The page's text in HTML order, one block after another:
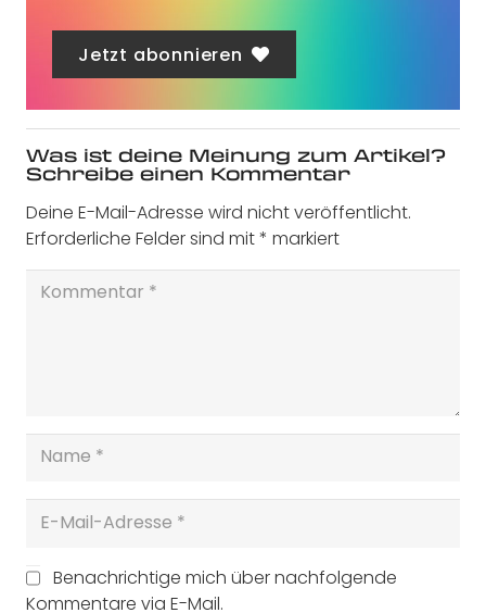
Jetzt abonnieren
Was ist deine Meinung zum Artikel?
Schreibe einen Kommentar
Deine E-Mail-Adresse wird nicht veröffentlicht.
Erforderliche Felder sind mit* markiert
Benachrichtige mich über nachfolgende
Kommentare via E-Mail.